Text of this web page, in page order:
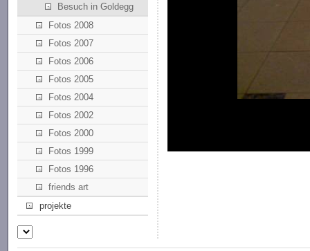
Besuch in Goldegg
Fotos 2008
Fotos 2007
Fotos 2006
Fotos 2005
Fotos 2004
Fotos 2002
Fotos 2000
Fotos 1999
Fotos 1996
friends art
projekte